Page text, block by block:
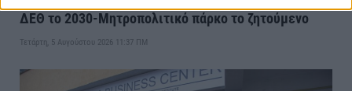
ΔΕΘ το 2030-Μητροπολιτικό πάρκο το ζητούμενο
Τετάρτη, 5 Αυγούστου 2026 11:37 ΠΜ